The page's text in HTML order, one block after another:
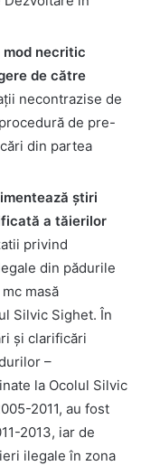
mod necritic
de către
necontrazise de
de pre-
din partea
știri
a tăierilor
privind
din pădurile
masă
Silvic Sighet. În
și clarificări
–
la Ocolul Silvic
2011, au fost
2013, iar de
ilegale în zona